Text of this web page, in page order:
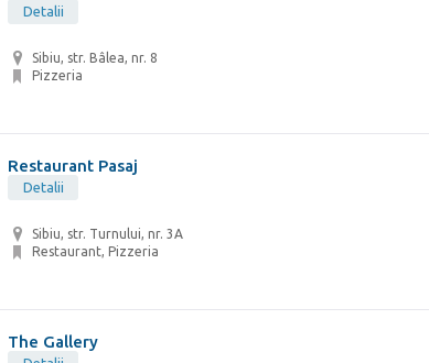
Detalii
Sibiu, str. Bâlea, nr. 8
Pizzeria
Restaurant Pasaj
Detalii
Sibiu, str. Turnului, nr. 3A
Restaurant, Pizzeria
The Gallery